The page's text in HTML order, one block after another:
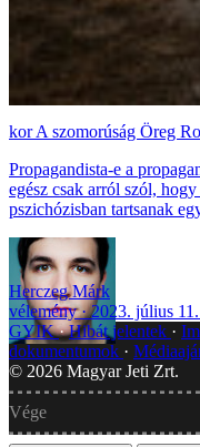
A szomorúság Öreg
Propagandista-e a
egész csak arról szól,
pszichózisban tartsanak
Herczeg Márk
vélemény
2023. július
GYIK Hibát jelentek
dokumentumok
© 2026 Magyar Jeti Zrt.
Vége